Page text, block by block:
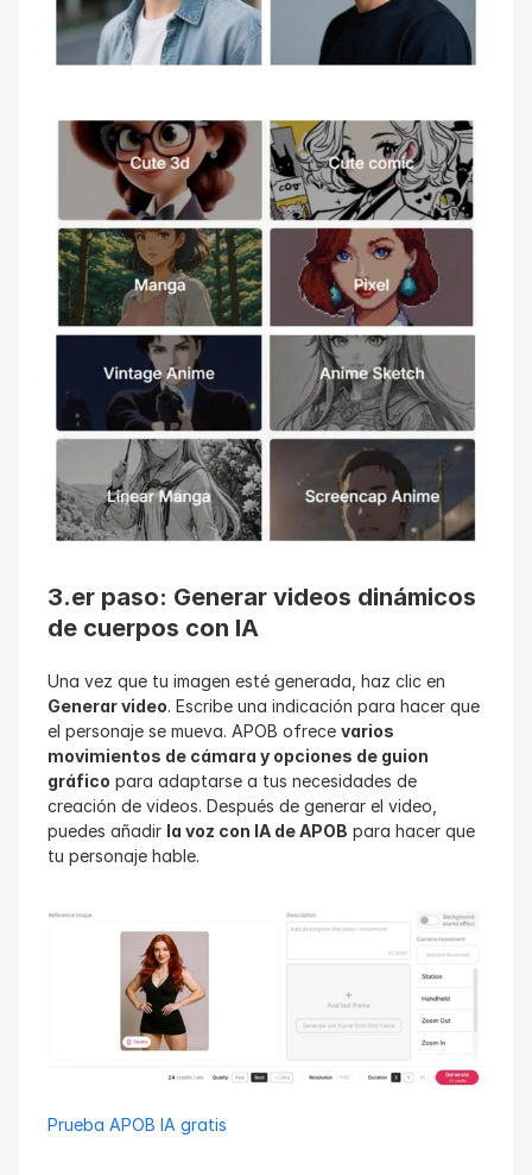
3.er paso: Generar videos dinámicos
de cuerpos con IA
Generar video. Escribe una indicación para hacer que
el personaje se mueva. APOB ofrece varios
movimientos de cámara y opciones de guion
gráfico para adaptarse a tus necesidades de
creación de videos. Después de generar el video,
puedes añadir la voz con IA de APOB para hacer que
tu personaje hable.
Prueba APOB IA gratis